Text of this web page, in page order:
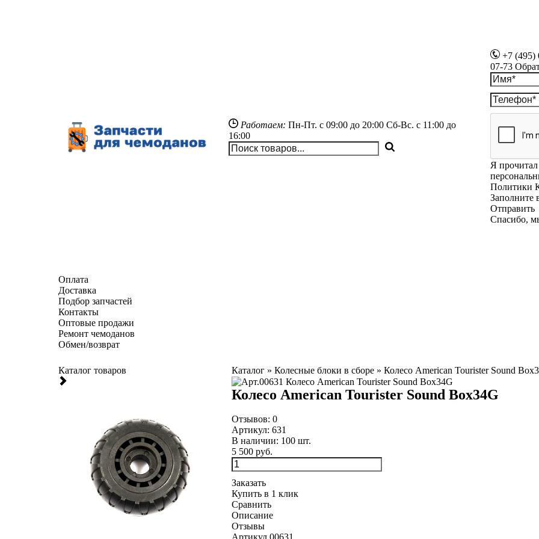
Работаем: Пн-Пт. с 09:00 до 20:00Сб-Вс. с 11:00 до
16:00
+7 (495)
07-73
Я прочитал
Политики
Заполните
Отправить
Спасибо,
Оплата
Доставка
Подбор запчастей
Контакты
Оптовые продажи
Ремонт чемоданов
Обмен/возврат
Каталог товаров Каталог» Колесные блоки в сборе» Колесо American Tourister Sound
Колесо American Tourister Sound Box34G
Отзывов: 0
Артикул: 631
В наличии: 100шт.
5 500 руб.
Заказать
Купить в 1 клик
Сравнить
Описание
Отзывы